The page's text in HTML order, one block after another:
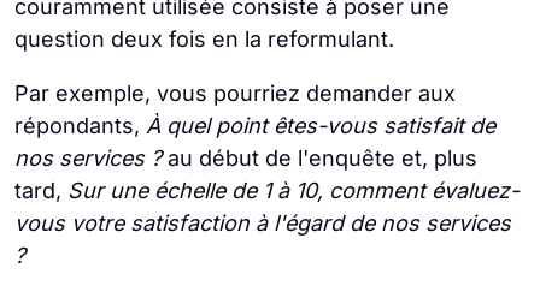
couramment utilisée consiste à poser une
question deux fois en la reformulant.
Par exemple, vous pourriez demander aux
répondants, À quel point êtes-vous satisfait de
nos services ?au début de l'enquête et, plus
tard, Sur une échelle de 1 à 10, comment évaluez-
vous votre satisfaction à l'égard de nos services
?